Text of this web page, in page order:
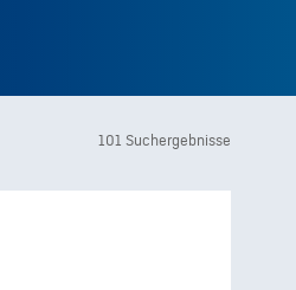
101 Suchergebnisse